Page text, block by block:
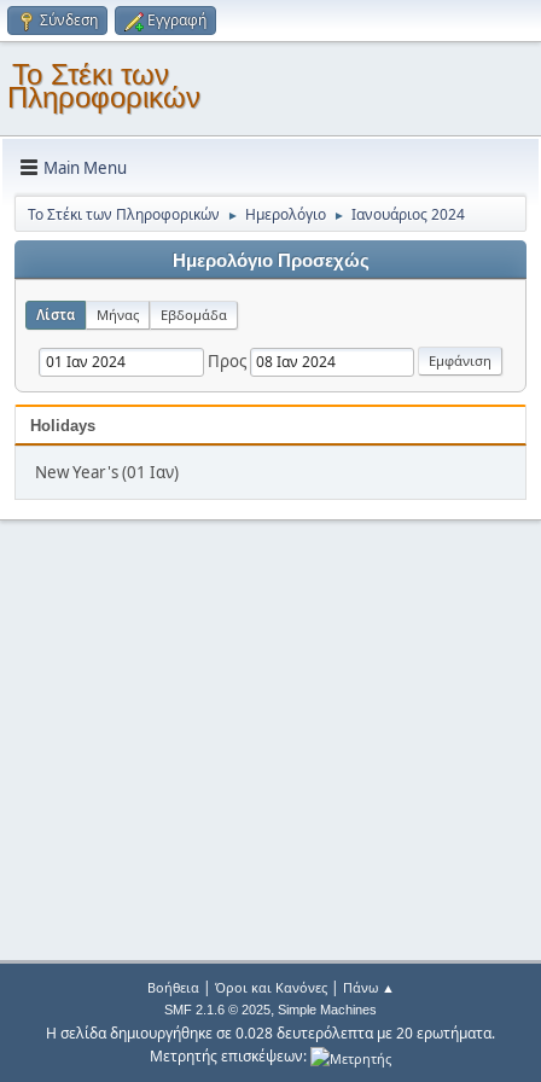
Σύνδεση Εγγραφή
Το Στέκι των
Πληροφορικών
Main Menu
Το Στέκι των Πληροφορικών ► Ημερολόγιο ► Ιανουάριος 2024
Ημερολόγιο Προσεχώς
Λίστα Μήνας Εβδομάδα
Προς
Holidays
New Year's (01 Ιαν)
Βοήθεια| Όροι και Κανόνες| Πάνω ▲
SMF 2.1.6 © 2025, Simple Machines
Η σελίδα δημιουργήθηκε σε 0.028 δευτερόλεπτα με 20 ερωτήματα.
Μετρητής επισκέψεων: